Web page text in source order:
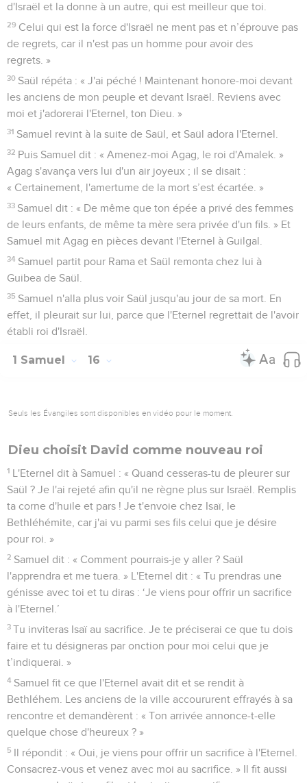
d'Israël et la donne à un autre, qui est meilleur que toi.
29 Celui qui est la force d'Israël ne ment pas et n’éprouve pas
de regrets, car il n'est pas un homme pour avoir des
regrets. »
30 Saül répéta : « J'ai péché ! Maintenant honore-moi devant
les anciens de mon peuple et devant Israël. Reviens avec
moi et j'adorerai l'Eternel, ton Dieu. »
31 Samuel revint à la suite de Saül, et Saül adora l'Eternel.
32 Puis Samuel dit : « Amenez-moi Agag, le roi d'Amalek. »
Agag s'avança vers lui d'un air joyeux ; il se disait :
« Certainement, l'amertume de la mort s’est écartée. »
33 Samuel dit : « De même que ton épée a privé des femmes
de leurs enfants, de même ta mère sera privée d'un fils. » Et
Samuel mit Agag en pièces devant l'Eternel à Guilgal.
34 Samuel partit pour Rama et Saül remonta chez lui à
Guibea de Saül.
35 Samuel n'alla plus voir Saül jusqu'au jour de sa mort. En
effet, il pleurait sur lui, parce que l'Eternel regrettait de l'avoir
établi roi d'Israël.
1 Samuel 16
Seuls les Évangiles sont disponibles en vidéo pour le moment.
Dieu choisit David comme nouveau roi
1 L'Eternel dit à Samuel : « Quand cesseras-tu de pleurer sur
Saül ? Je l'ai rejeté afin qu'il ne règne plus sur Israël. Remplis
ta corne d'huile et pars ! Je t'envoie chez Isaï, le
Bethléhémite, car j'ai vu parmi ses fils celui que je désire
pour roi. »
2 Samuel dit : « Comment pourrais-je y aller ? Saül
l'apprendra et me tuera. » L'Eternel dit : « Tu prendras une
génisse avec toi et tu diras : ‘Je viens pour offrir un sacrifice
à l'Eternel.’
3 Tu inviteras Isaï au sacrifice. Je te préciserai ce que tu dois
faire et tu désigneras par onction pour moi celui que je
t’indiquerai. »
4 Samuel fit ce que l'Eternel avait dit et se rendit à
Bethléhem. Les anciens de la ville accoururent effrayés à sa
rencontre et demandèrent : « Ton arrivée annonce-t-elle
quelque chose d'heureux ? »
5 Il répondit : « Oui, je viens pour offrir un sacrifice à l'Eternel.
Consacrez-vous et venez avec moi au sacrifice. » Il fit aussi